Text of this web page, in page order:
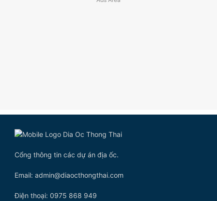
Cổng thông tin các dự án địa ốc.
Email: admin@diaocthongthai.com
Điện thoại: 0975 868 949